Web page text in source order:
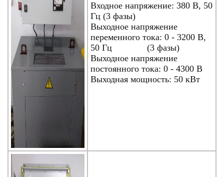
Входное напряжение: 380 В, 50
Гц (3 фазы)
Выходное напряжение
переменного тока: 0 - 3200 В,
50 Гц (3 фазы)
Выходное напряжение
постоянного тока: 0 - 4300 В
Выходная мощность: 50 кВт